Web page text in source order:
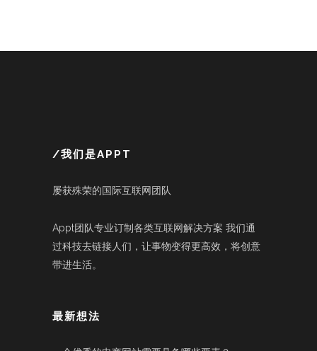
/我们是APPT
屡获殊荣的国际互联网团队
Appt团队专业订制各类互联网解决方案 我们通
过科技去链接人们，让事物变得更高效，将创意
带进生活。
最新想法